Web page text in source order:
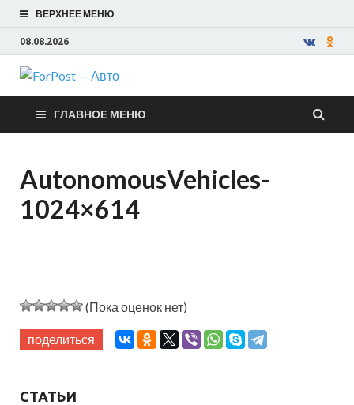
ВЕРХНЕЕ МЕНЮ
08.08.2026
ForPost —
Авто
ГЛАВНОЕ МЕНЮ
AutonomousVehicles-
1024×614
(Пока оценок нет)
поделиться
СТАТЬИ